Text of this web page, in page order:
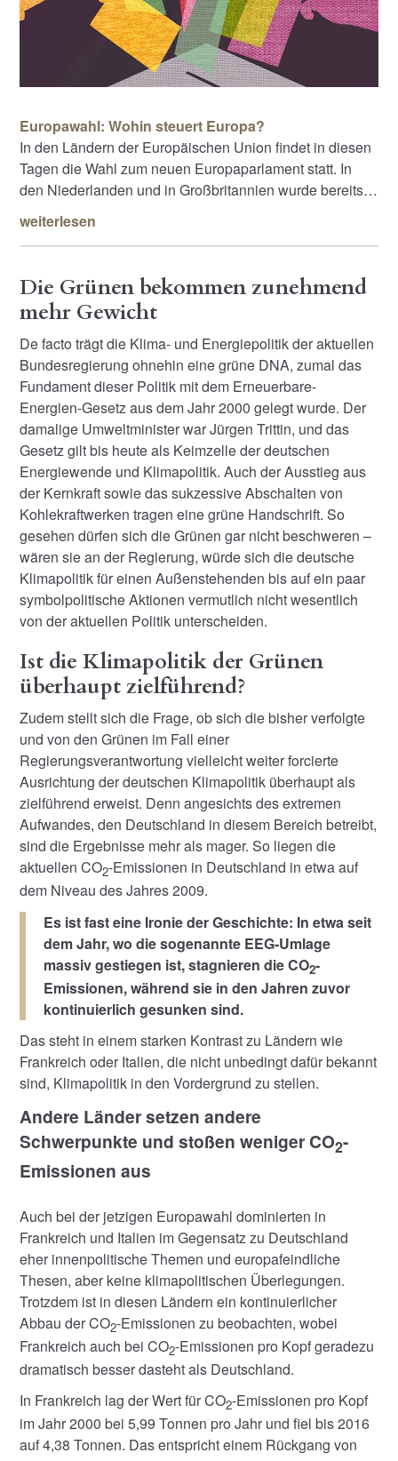
Europawahl: Wohin steuert Europa?
In den Ländern der Europäischen Union findet in diesen
Tagen die Wahl zum neuen Europaparlament statt. In
den Niederlanden und in Großbritannien wurde bereits…
weiterlesen
Die Grünen bekommen zunehmend
mehr Gewicht
De facto trägt die Klima- und Energiepolitik der aktuellen
Bundesregierung ohnehin eine grüne DNA, zumal das
Fundament dieser Politik mit dem Erneuerbare-
Energien-Gesetz aus dem Jahr 2000 gelegt wurde. Der
damalige Umweltminister war Jürgen Trittin, und das
Gesetz gilt bis heute als Keimzelle der deutschen
Energiewende und Klimapolitik. Auch der Ausstieg aus
der Kernkraft sowie das sukzessive Abschalten von
Kohlekraftwerken tragen eine grüne Handschrift. So
gesehen dürfen sich die Grünen gar nicht beschweren –
wären sie an der Regierung, würde sich die deutsche
Klimapolitik für einen Außenstehenden bis auf ein paar
symbolpolitische Aktionen vermutlich nicht wesentlich
von der aktuellen Politik unterscheiden.
Ist die Klimapolitik der Grünen
überhaupt zielführend?
Zudem stellt sich die Frage, ob sich die bisher verfolgte
und von den Grünen im Fall einer
Regierungsverantwortung vielleicht weiter forcierte
Ausrichtung der deutschen Klimapolitik überhaupt als
zielführend erweist. Denn angesichts des extremen
Aufwandes, den Deutschland in diesem Bereich betreibt,
sind die Ergebnisse mehr als mager. So liegen die
aktuellen CO2-Emissionen in Deutschland in etwa auf
dem Niveau des Jahres 2009.
Es ist fast eine Ironie der Geschichte: In etwa seit
dem Jahr, wo die sogenannte EEG-Umlage
massiv gestiegen ist, stagnieren die CO2-
Emissionen, während sie in den Jahren zuvor
kontinuierlich gesunken sind.
Das steht in einem starken Kontrast zu Ländern wie
Frankreich oder Italien, die nicht unbedingt dafür bekannt
sind, Klimapolitik in den Vordergrund zu stellen.
Andere Länder setzen andere
Schwerpunkte und stoßen weniger CO2-
Emissionen aus
Auch bei der jetzigen Europawahl dominierten in
Frankreich und Italien im Gegensatz zu Deutschland
eher innenpolitische Themen und europafeindliche
Thesen, aber keine klimapolitischen Überlegungen.
Trotzdem ist in diesen Ländern ein kontinuierlicher
Abbau der CO2-Emissionen zu beobachten, wobei
Frankreich auch bei CO2-Emissionen pro Kopf geradezu
dramatisch besser dasteht als Deutschland.
In Frankreich lag der Wert für CO2-Emissionen pro Kopf
im Jahr 2000 bei 5,99 Tonnen pro Jahr und fiel bis 2016
auf 4,38 Tonnen. Das entspricht einem Rückgang von